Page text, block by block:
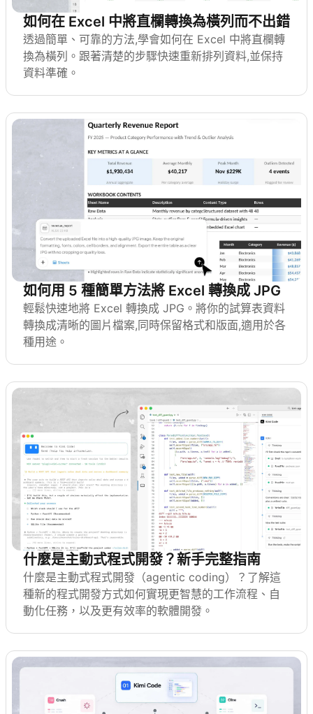
如何在 Excel 中將直欄轉換為橫列而不出錯
透過簡單、可靠的方法,學會如何在 Excel 中將直欄轉
換為橫列。跟著清楚的步驟快速重新排列資料,並保持
資料準確。
如何用 5 種簡單方法將 Excel 轉換成 JPG
輕鬆快速地將 Excel 轉換成 JPG。將你的試算表資料
轉換成清晰的圖片檔案,同時保留格式和版面,適用於各
種用途。
什麼是主動式程式開發？新手完整指南
什麼是主動式程式開發（agentic coding）？了解這
種新的程式開發方式如何實現更智慧的工作流程、自
動化任務，以及更有效率的軟體開發。